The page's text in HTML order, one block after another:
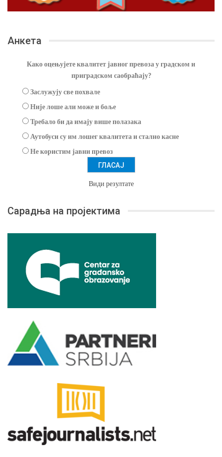
Анкета
Како оцењујете квалитет јавног превоза у градском и
приградском саобраћају?
Заслужују све похвале
Није лоше али може и боље
Требало би да имају више полазака
Аутобуси су им лошег квалитета и стално касне
Не користим јавни превоз
Види резултате
Сарадња на пројектима